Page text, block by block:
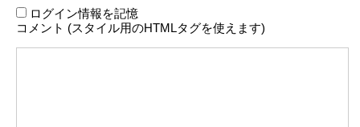
ログイン情報を記憶
コメント (スタイル用のHTMLタグを使えます)